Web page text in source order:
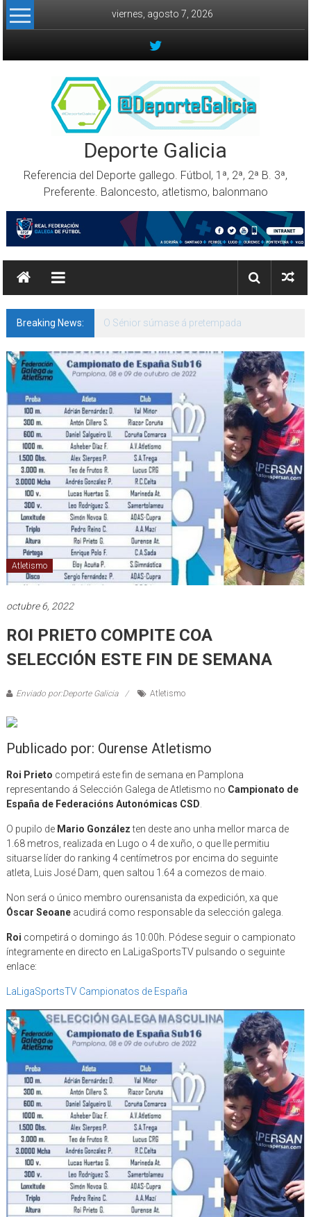
Skip to content
viernes, agosto 7, 2026
Deporte Galicia
Referencia del Deporte gallego. Fútbol, 1ª, 2ª, 2ª B. 3ª,
Preferente. Baloncesto, atletismo, balonmano
Breaking News: 142 bos motivos de ilusión
Atletismo
octubre 6, 2022
ROI PRIETO COMPITE COA
SELECCIÓN ESTE FIN DE SEMANA
Enviado por:Deporte Galicia Atletismo
Publicado por: Ourense Atletismo
Roi Prieto competirá este fin de semana en Pamplona
representando á Selección Galega de Atletismo no Campionato de
España de Federacións Autonómicas CSD
O pupilo de Mario Gonzálezten deste ano unha mellor marca de
1.68 metros, realizada en Lugo o 4 de xuño, o que lle permitiu
situarse líder do ranking 4 centímetros por encima do seguinte
atleta, Luis José Dam, quen saltou 1.64 a comezos de maio.
Non será o único membro ourensanista da expedición, xa que
Óscar Seoaneacudirá como responsable da selección galega.
Roi competirá o domingo ás 10:00h. Pódese seguir o campionato
íntegramente en directo en LaLigaSportsTV pulsando o seguinte
enlace:
LaLigaSportsTV Campionatos de España